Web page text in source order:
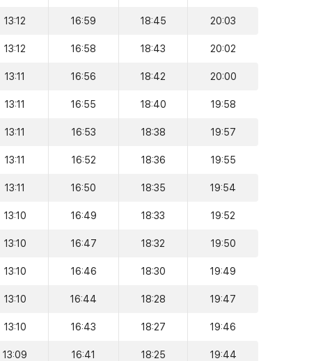
13:12 16:59 18:45 20:03
13:12 16:58 18:43 20:02
13:11 16:56 18:42 20:00
13:11 16:55 18:40 19:58
13:11 16:53 18:38 19:57
13:11 16:52 18:36 19:55
13:11 16:50 18:35 19:54
13:10 16:49 18:33 19:52
13:10 16:47 18:32 19:50
13:10 16:46 18:30 19:49
13:10 16:44 18:28 19:47
13:10 16:43 18:27 19:46
13:09 16:41 18:25 19:44